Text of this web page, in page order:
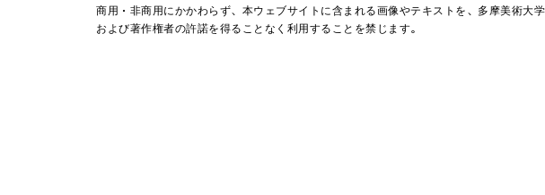
商用・非商用にかかわらず、本ウェブサイトに含まれる画像やテキストを、多摩美術大
および著作権者の許諾を得ることなく利用することを禁じます。